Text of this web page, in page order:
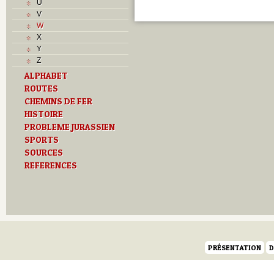
U
V
W
X
Y
Z
ALPHABET
ROUTES
CHEMINS DE FER
HISTOIRE
PROBLEME JURASSIEN
SPORTS
SOURCES
REFERENCES
PRÉSENTATION